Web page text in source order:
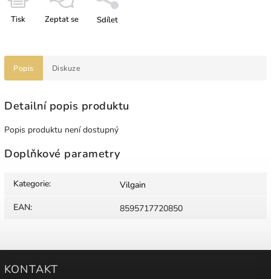
Tisk Zeptat se Sdílet
Popis Diskuze
Detailní popis produktu
Popis produktu není dostupný
Doplňkové parametry
Kategorie:
Vilgain
EAN: 8595717720850
KONTAKT